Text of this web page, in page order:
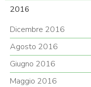
2016
Dicembre 2016
Agosto 2016
Giugno 2016
Maggio 2016